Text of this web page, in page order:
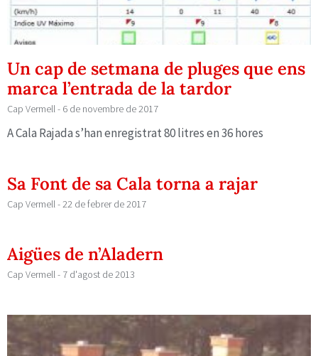
Un cap de setmana de pluges que ens
marca l’entrada de la tardor
Cap Vermell 6 de novembre de 2017
A Cala Rajada s’han enregistrat 80 litres en 36 hores
Sa Font de sa Cala torna a rajar
Cap Vermell 22 de febrer de 2017
Aigües de n’Aladern
Cap Vermell 7 d'agost de 2013